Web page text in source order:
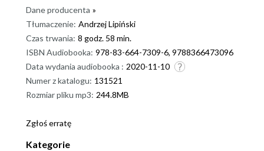
Dane producenta »
Tłumaczenie: Andrzej Lipiński
Czas trwania: 8 godz. 58 min.
ISBN Audiobooka: 978-83-664-7309-6, 9788366473096
Data wydania audiobooka : 2020-11-10
Numer z katalogu: 131521
Rozmiar pliku mp3: 244.8MB
Zgłoś erratę
Kategorie